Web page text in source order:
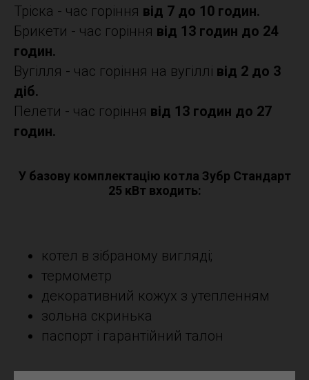
Тріска - час горіння від 7 до 10 годин.
Брикети - час горіння від 13 годин до 24
годин.
Вугілля - час горіння на вугіллі від 2 до 3
діб.
Пелети - час горіння від 13 годин до 27
годин.
У базову комплектацію котла Зубр Стандарт
25 кВт входить:
котел в зібраному вигляді;
термометр
декоративний кожух з утепленням
зольна скринька
паспорт і гарантійний талон